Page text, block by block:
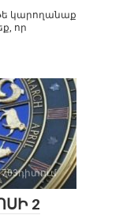
կարողանաք
որ
2